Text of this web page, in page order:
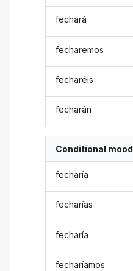
fechará
fecharemos
fecharéis
fecharán
Conditional mood
fecharía
fecharías
fecharía
fecharíamos